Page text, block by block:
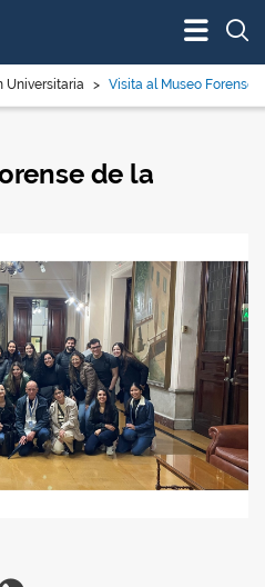
Universitaria > Visita al Museo Forense
de la